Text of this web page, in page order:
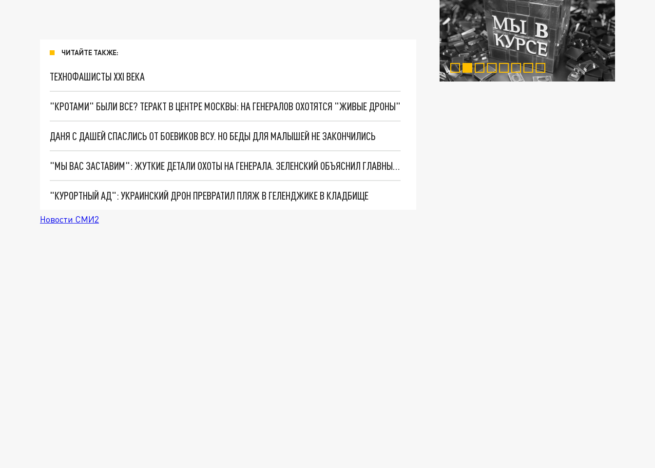
ЧИТАЙТЕ ТАКЖЕ:
ТЕХНОФАШИСТЫ XXI ВЕКА
"КРОТАМИ" БЫЛИ ВСЕ? ТЕРАКТ В ЦЕНТРЕ МОСКВЫ: НА ГЕНЕРАЛОВ ОХОТЯТСЯ "ЖИВЫЕ ДРОНЫ"
ДАНЯ С ДАШЕЙ СПАСЛИСЬ ОТ БОЕВИКОВ ВСУ. НО БЕДЫ ДЛЯ МАЛЫШЕЙ НЕ ЗАКОНЧИЛИСЬ
"МЫ ВАС ЗАСТАВИМ": ЖУТКИЕ ДЕТАЛИ ОХОТЫ НА ГЕНЕРАЛА. ЗЕЛЕНСКИЙ ОБЪЯСНИЛ ГЛАВНЫЙ СМЫСЛ ТЕРАКТА В ЦЕНТРЕ МОСКВЫ
"КУРОРТНЫЙ АД": УКРАИНСКИЙ ДРОН ПРЕВРАТИЛ ПЛЯЖ В ГЕЛЕНДЖИКЕ В КЛАДБИЩЕ
Новости СМИ2